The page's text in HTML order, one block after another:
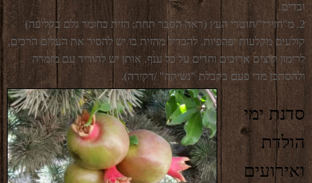
ובדים.
2. מ"חזירי"/חוטרי העץ (ראה הסבר תחת: הזית כחומר גלם בקליעה)
קולעים מקלעות יפהפיות. להבדיל מהזית בו יש להסיר את העלים הרכים,
לרימון קוצים ארוכים וחדים על כל ענף. אותן יש להוריד עם מזמרה
ולהסתכן מדי פעם בקבלת "נשיקה" /דקירה).
סדנת ימי
הולדת
ואירועים